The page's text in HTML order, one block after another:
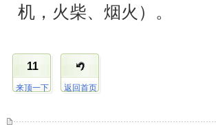
机，火柴、烟火）。
11
来顶一下 返回首页